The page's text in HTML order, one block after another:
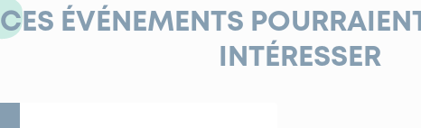
CES ÉVÉNEMENTS
INTÉRESSER